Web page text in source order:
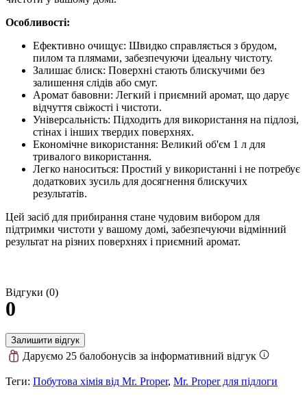
Особливості:
Ефективно очищує: Швидко справляється з брудом,
пилом та плямами, забезпечуючи ідеальну чистоту.
Залишає блиск: Поверхні стають блискучими без
залишення слідів або смуг.
Аромат бавовни: Легкий і приємний аромат, що дарує
відчуття свіжості і чистоти.
Універсальність: Підходить для використання на підлозі,
стінах і інших твердих поверхнях.
Економічне використання: Великий об'єм 1 л для
тривалого використання.
Легко наноситься: Простий у використанні і не потребує
додаткових зусиль для досягнення блискучих
результатів.
Цей засіб для прибирання стане чудовим вибором для
підтримки чистоти у вашому домі, забезпечуючи відмінний
результат на різних поверхнях і приємний аромат.
Відгуки (0)
0
Залишити відгук
Даруємо 25 балобонусів за інформативний відгук
Теги: Побутова хімія від Mr. Proper, Mr. Proper для підлоги